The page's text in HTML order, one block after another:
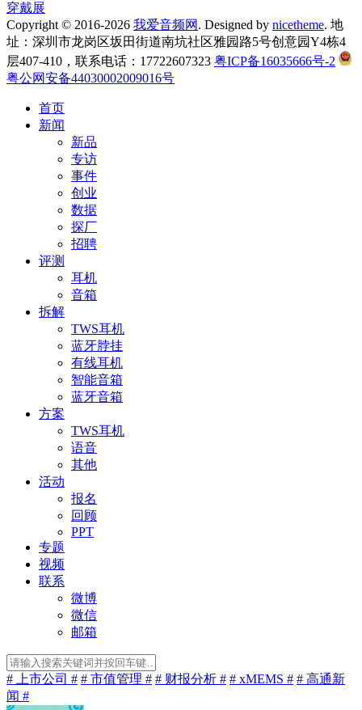
穿戴展
Copyright © 2016-2026 我爱音频网 . Designed by nicetheme. 地
址：深圳市龙岗区坂田街道南坑社区雅园路5号创意园Y4栋4
层407-410，联系电话：17722607323 粤ICP备16035666号-2
粤公网安备44030002009016号
首页
新闻
新品
专访
事件
创业
数据
探厂
招聘
评测
耳机
音箱
拆解
TWS耳机
蓝牙脖挂
有线耳机
智能音箱
蓝牙音箱
方案
TWS耳机
语音
其他
活动
报名
回顾
PPT
专题
视频
联系
微博
微信
邮箱
# 上市公司 # # 市值管理 # # 财报分析 # # xMEMS # # 高通新
闻 #